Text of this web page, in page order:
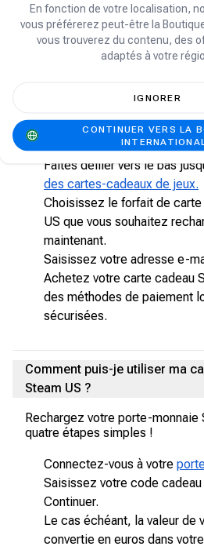
d'autres avantages
Comment acheter une carte
Suivez les étapes ci-dessous
Visitez shop.carry1st.com
Faites défiler vers le bas
des cartes-cadeaux de jeux.
Choisissez le forfait de carte
US que vous souhaitez
maintenant.
Saisissez votre adresse e-
Achetez votre carte cadeau
des méthodes de paiement
sécurisées.
Comment puis-je utiliser ma
Steam US ?
Rechargez votre porte-monnaie
quatre étapes simples !
Connectez-vous à votre
Saisissez votre code
Continuer.
Le cas échéant, la valeur de
convertie en euros dans
En fonction de votre localisation,
vous préférerez peut-être la
vous trouverez du contenu, des
adaptés à votre
IGNORER
CONTINUER VERS LA